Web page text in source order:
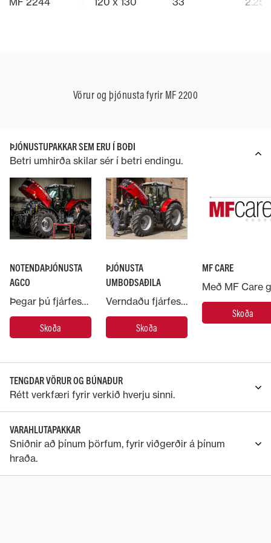
Vörur og þjónusta fyrir MF 2200
ÞJÓNUSTUPAKKAR SEM ERU Í BOÐI
Betri umhirða skilar sér í betri endingu.
NOTENDAÞJÓNUSTA
AGCO
Þegar þú fjárfestir í Massey Ferguson vél nýtur þú þjónustu AGCO, stærsta framleiðanda landbúnaðarvéla á heimsvísu.
Skoða
ÞJÓNUSTA
UMBOÐSAÐILA
Verndaðu fjárfestingu þína í Massey Ferguson-vélinni með því að setja hana í hendur sérfræðinga.
Skoða
MF CARE
Skoða
TENGDAR VÖRUR OG BÚNAÐUR
Rétt verkfæri fyrir verkið hverju sinni.
VARAHLUTAPAKKAR
Sniðnir að þínum þörfum, fyrir viðgerðir á þínum
hraða.